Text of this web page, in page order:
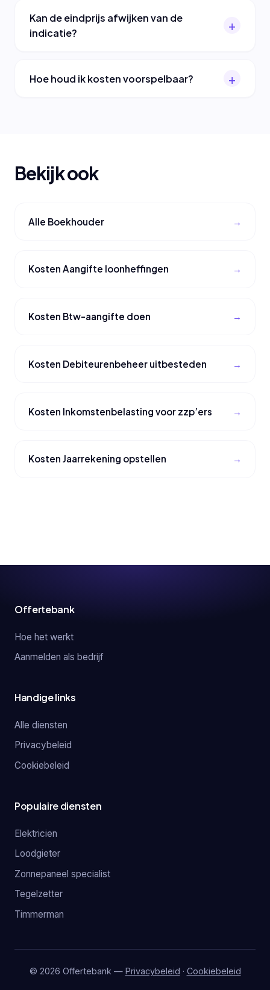
Kan de eindprijs afwijken van de
indicatie?
Hoe houd ik kosten voorspelbaar?
Bekijk ook
Alle Boekhouder
Kosten Aangifte loonheffingen
Kosten Btw-aangifte doen
Kosten Debiteurenbeheer uitbesteden
Kosten Inkomstenbelasting voor zzp’ers
Kosten Jaarrekening opstellen
Offertebank
Hoe het werkt
Aanmelden als bedrijf
Handige links
Alle diensten
Privacybeleid
Cookiebeleid
Populaire diensten
Elektricien
Loodgieter
Zonnepaneel specialist
Tegelzetter
Timmerman
© 2026 Offertebank — Privacybeleid · Cookiebeleid